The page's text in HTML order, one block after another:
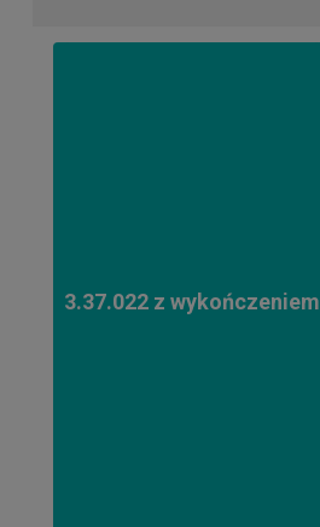
3.37.022 z wykończeniem